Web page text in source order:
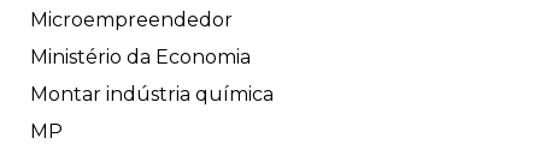
Microempreendedor
Ministério da Economia
Montar indústria química
MP